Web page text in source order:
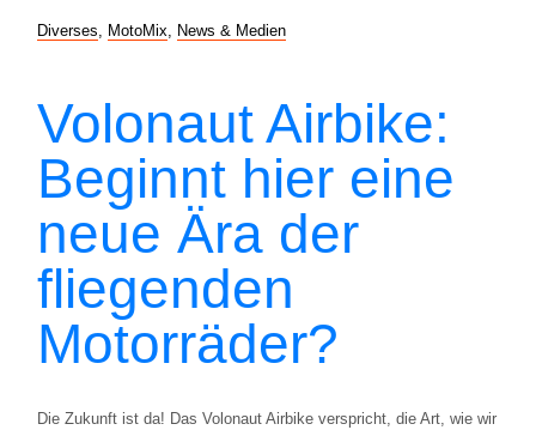
Diverses MotoMix News & Medien
Volonaut Airbike:
Beginnt hier eine
neue Ära der
fliegenden
Motorräder?
Die Zukunft ist da! Das Volonaut Airbike verspricht, die Art, wie wir